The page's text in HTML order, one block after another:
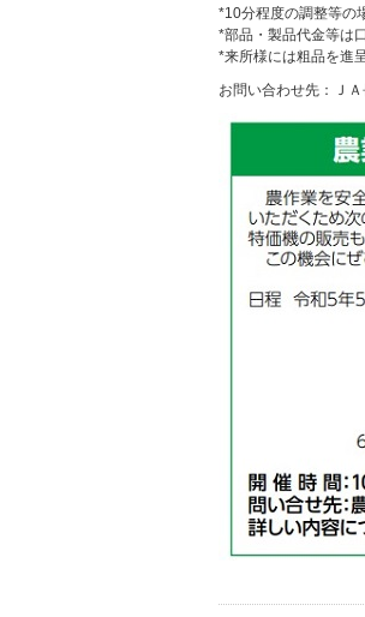
*10分程度の調整等の
*部品・製品代金等は
*来所様には粗品を進
お問い合わせ先：Ｊ